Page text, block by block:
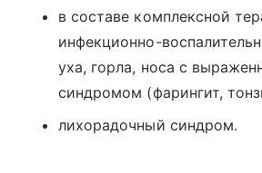
в составе комплексной
инфекционно-
уха, горла, носа с
синдромом (фарингит,
лихорадочный синдром.